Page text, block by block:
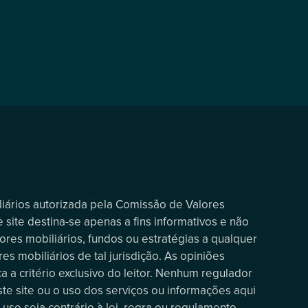
autorizada pela Comissão de Valores
site destina-se apenas a fins informativos e não
mobiliários, fundos ou estratégias a qualquer
mobiliários de tal jurisdição. As opiniões
a critério exclusivo do leitor. Nenhum regulador
site ou o uso dos serviços ou informações aqui